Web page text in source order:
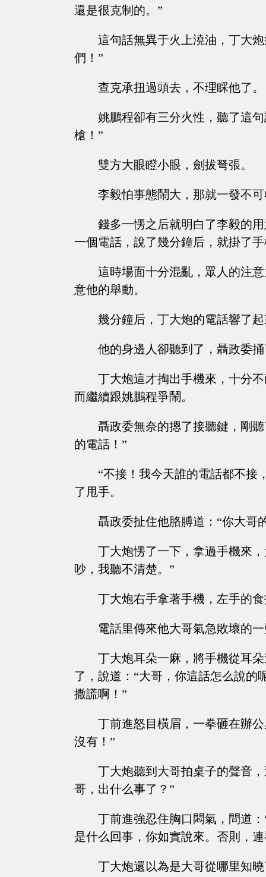
還是很克制的。”
這句話無異于火上澆油，丁大
們！”
查克承扭過頭去，不理睬他了。
姚鵬程卻有三分火性，聽了這
槍！”
雙方大眼瞪小眼，劍拔弩張。
李毅怕事態鬧大，那就一發不
錢多一愣之后就明白了李毅的
一個電話，說了幾分鐘后，就掛了
這時場面十分混亂，眾人的注
意他的舉動。
幾分鐘后，丁大炮的電話響了
他的身邊人卻聽到了，聶政委
丁大炮這才掏出手機來，十分
而繼續跟姚鵬程爭鬧。
聶政委無奈的摁了接聽鍵，剛
的電話！”
“不接！我今天誰的電話都不接
了甩手。
聶政委扯住他胳膊道：“你大哥
丁大炮愣了一下，拿過手機來
吵，我聽不清楚。”
丁大炮右手拿著手機，左手的
電話里傳來他大哥氣急敗壞的
丁大炮耳朵一麻，將手機從耳
了，說道：“大哥，你這話怎么說的
撒謊啊！”
丁前進怒目橫眉，一拳砸在辦
沒有！”
丁大炮聽到大哥拍桌子的聲音
哥，出什么事了？”
丁前進強忍住胸口悶氣，問道
是什么回事，你如實說來。否則，
丁大炮還以為是大哥從哪里知